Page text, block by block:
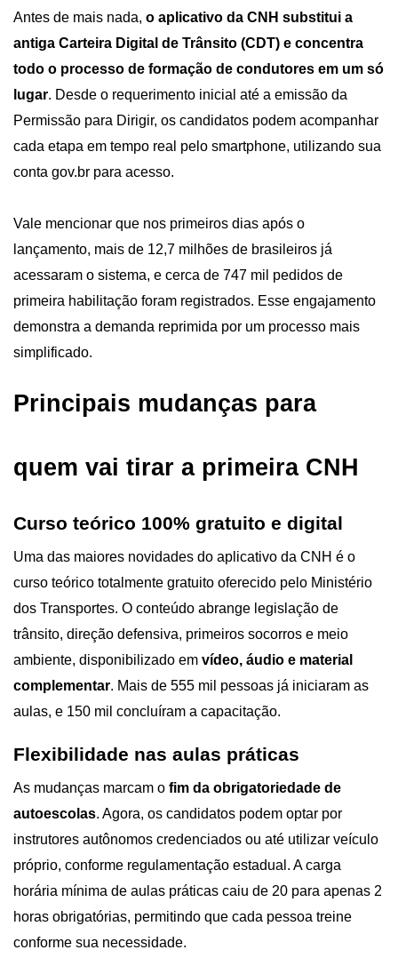
Antes de mais nada, o aplicativo da CNH substitui a
antiga Carteira Digital de Trânsito (CDT) e concentra
todo o processo de formação de condutores em um só
lugar. Desde o requerimento inicial até a emissão da
Permissão para Dirigir, os candidatos podem acompanhar
cada etapa em tempo real pelo smartphone, utilizando sua
conta gov.br para acesso.
Vale mencionar que nos primeiros dias após o
lançamento, mais de 12,7 milhões de brasileiros já
acessaram o sistema, e cerca de 747 mil pedidos de
primeira habilitação foram registrados. Esse engajamento
demonstra a demanda reprimida por um processo mais
simplificado.
Principais mudanças para
quem vai tirar a primeira CNH
Curso teórico 100% gratuito e digital
Uma das maiores novidades do aplicativo da CNH é o
curso teórico totalmente gratuito oferecido pelo Ministério
dos Transportes. O conteúdo abrange legislação de
trânsito, direção defensiva, primeiros socorros e meio
ambiente, disponibilizado em vídeo, áudio e material
complementar. Mais de 555 mil pessoas já iniciaram as
aulas, e 150 mil concluíram a capacitação.
Flexibilidade nas aulas práticas
As mudanças marcam o fim da obrigatoriedade de
autoescolas. Agora, os candidatos podem optar por
instrutores autônomos credenciados ou até utilizar veículo
próprio, conforme regulamentação estadual. A carga
horária mínima de aulas práticas caiu de 20 para apenas 2
horas obrigatórias, permitindo que cada pessoa treine
conforme sua necessidade.